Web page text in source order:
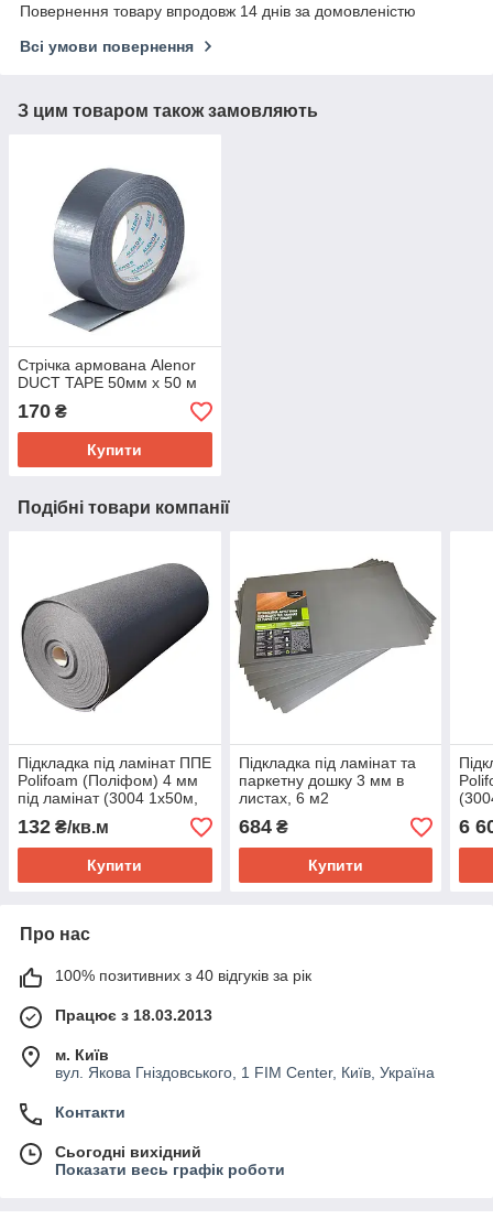
Повернення товару впродовж 14 днів за домовленістю
Всі умови повернення
З цим товаром також замовляють
Стрічка армована Alenor
DUCT TAPE 50мм х 50 м
170 ₴
Купити
Подібні товари компанії
Підкладка під ламінат ППЕ
Polifoam (Поліфом) 4 мм
під ламінат (3004 1х50м,
пінополіетилен)
132 ₴/кв.м
Купити
Підкладка під ламінат та
паркетну дошку 3 мм в
листах, 6 м2
684₴
Купити
6
Про нас
100% позитивних з 40 відгуків за рік
Працює з 18.03.2013
м. Київ
вул. Якова Гніздовського, 1 FIM Center, Київ, Україна
Контакти
Сьогодні вихідний
Показати весь графік роботи